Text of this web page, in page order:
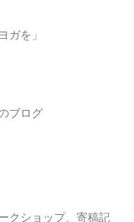
ガを」
ブログ
クショップ、寄稿記